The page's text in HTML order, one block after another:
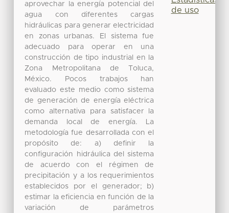
aprovechar la energía potencial del
agua con diferentes cargas
hidráulicas para generar electricidad
en zonas urbanas. El sistema fue
adecuado para operar en una
construcción de tipo industrial en la
Zona Metropolitana de Toluca,
México. Pocos trabajos han
evaluado este medio como sistema
de generación de energía eléctrica
como alternativa para satisfacer la
demanda local de energía. La
metodología fue desarrollada con el
propósito de: a) definir la
configuración hidráulica del sistema
de acuerdo con el régimen de
precipitación y a los requerimientos
establecidos por el generador; b)
estimar la eficiencia en función de la
variación de parámetros
de uso